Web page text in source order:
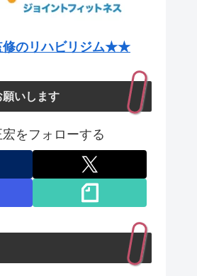
のリハビリジム★★
いします
をフォローする